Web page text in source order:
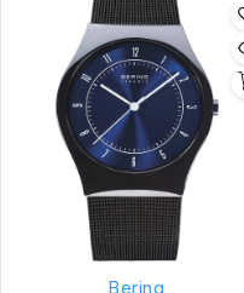
Bering